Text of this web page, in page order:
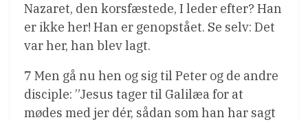
Nazaret, den korsfæstede, I leder efter? Han
er ikke her! Han er genopstået. Se selv: Det
var her, han blev lagt.
7 Men gå nu hen og sig til Peter og de andre
disciple: ”Jesus tager til Galilæa for at
mødes med jer dér, sådan som han har sagt